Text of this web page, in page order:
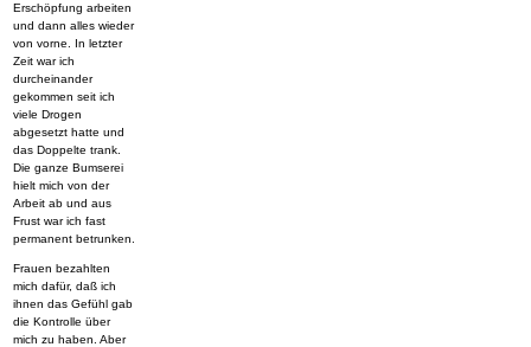
Erschöpfung arbeiten
und dann alles wieder
von vorne. In letzter
Zeit war ich
durcheinander
gekommen seit ich
viele Drogen
abgesetzt hatte und
das Doppelte trank.
Die ganze Bumserei
hielt mich von der
Arbeit ab und aus
Frust war ich fast
permanent betrunken.
Frauen bezahlten
mich dafür, daß ich
ihnen das Gefühl gab
die Kontrolle über
mich zu haben. Aber